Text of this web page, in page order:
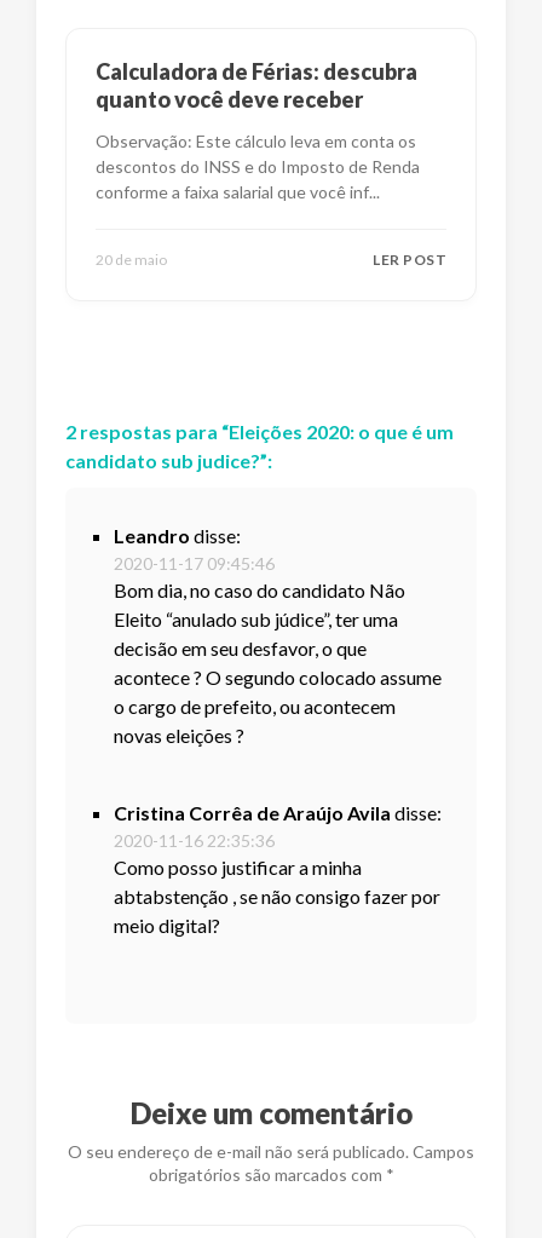
Calculadora de Férias: descubra
quanto você deve receber
Observação: Este cálculo leva em conta os
descontos do INSS e do Imposto de Renda
conforme a faixa salarial que você inf...
20 de maio LER POST
2 respostas para “Eleições 2020: o que é um
candidato sub judice?”:
Leandro disse:
2020-11-17 09:45:46
Bom dia, no caso do candidato Não
Eleito “anulado sub júdice”, ter uma
decisão em seu desfavor, o que
acontece ? O segundo colocado assume
o cargo de prefeito, ou acontecem
novas eleições ?
Cristina Corrêa de Araújo Avila disse:
2020-11-16 22:35:36
Como posso justificar a minha
abtabstenção , se não consigo fazer por
meio digital?
Deixe um comentário
O seu endereço de e-mail não será publicado. Campos
obrigatórios são marcados com *